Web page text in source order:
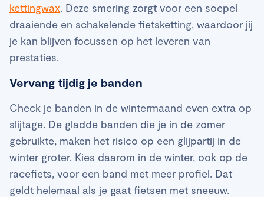
kettingwax. Deze smering zorgt voor een soepel
draaiende en schakelende fietsketting, waardoor jij
je kan blijven focussen op het leveren van
prestaties.
Vervang tijdig je banden
Check je banden in de wintermaand even extra op
slijtage. De gladde banden die je in de zomer
gebruikte, maken het risico op een glijpartij in de
winter groter. Kies daarom in de winter, ook op de
racefiets, voor een band met meer profiel. Dat
geldt helemaal als je gaat fietsen met sneeuw.